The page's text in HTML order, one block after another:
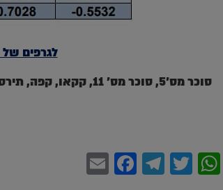
לגרפים של
סוכר מס'5, סוכר מס'
WhatsApp
Twitter
Telegram
Facebook